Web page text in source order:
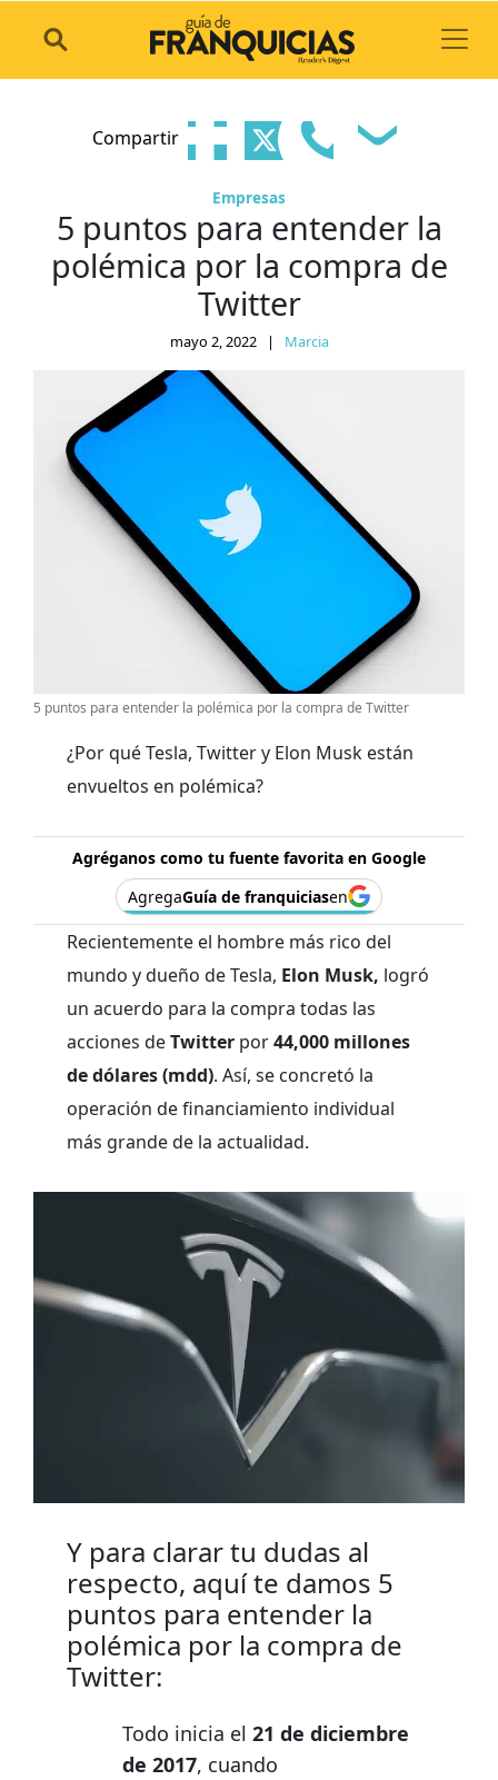
Compartir
Empresas
5 puntos para entender la
polémica por la compra de
Twitter
mayo 2, 2022 | Marcia
5 puntos para entender la polémica por la compra de Twitter
¿Por qué Tesla, Twitter y Elon Musk están
envueltos en polémica?
Agréganos como tu fuente favorita en Google
AgregaGuía de franquiciasen
Recientemente el hombre más rico del
mundo y dueño de Tesla, Elon Musk, logró
un acuerdo para la compra todas las
acciones deTwitter por44,000 millones
de dólares (mdd). Así, se concretó la
operación de financiamiento individual
más grande de la actualidad.
Y para clarar tu dudas al
respecto, aquí te damos 5
puntos para entender la
polémica por la compra de
Twitter:
Todo inicia el 21 de diciembre
de 2017, cuando